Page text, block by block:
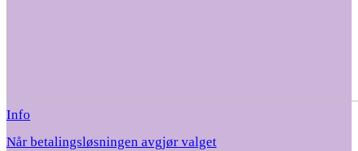
Info
Når betalingsløsningen avgjør valget